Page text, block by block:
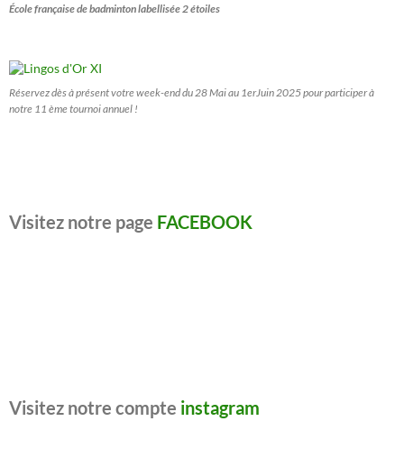
École française de badminton labellisée 2 étoiles
Réservez dès à présent votre week-end du 28 Mai au 1erJuin 2025 pour participer à
notre 11 ème tournoi annuel !
Visitez notre page FACEBOOK
Visitez notre compte instagram